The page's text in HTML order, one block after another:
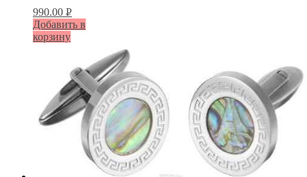
990.00 Р
УБ.
Добавить в
корзину